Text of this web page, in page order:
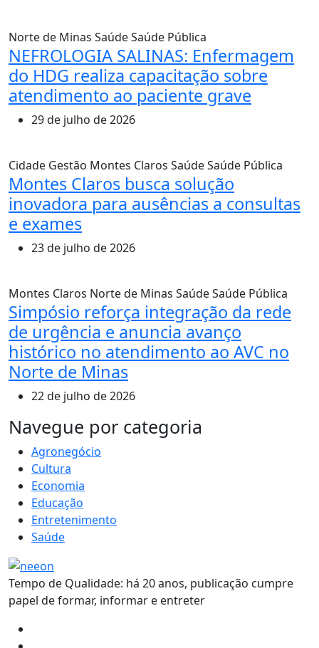
Norte de Minas SaúdeSaúde Pública
NEFROLOGIA SALINAS: Enfermagem
do HDG realiza capacitação sobre
atendimento ao paciente grave
29 de julho de 2026
Cidade Gestão Montes Claros SaúdeSaúde Pública
Montes Claros busca solução
inovadora para ausências a consultas
e exames
23 de julho de 2026
Montes Claros Norte de Minas SaúdeSaúde Pública
Simpósio reforça integração da rede
de urgência e anuncia avanço
histórico no atendimento ao AVC no
Norte de Minas
22 de julho de 2026
MAIS VISTOS
Navegue por categoria
Agronegócio
Cultura
Economia
Educação
Entretenimento
Saúde
Tempo de Qualidade: há 20 anos, publicação cumpre
papel de formar, informar e entreter